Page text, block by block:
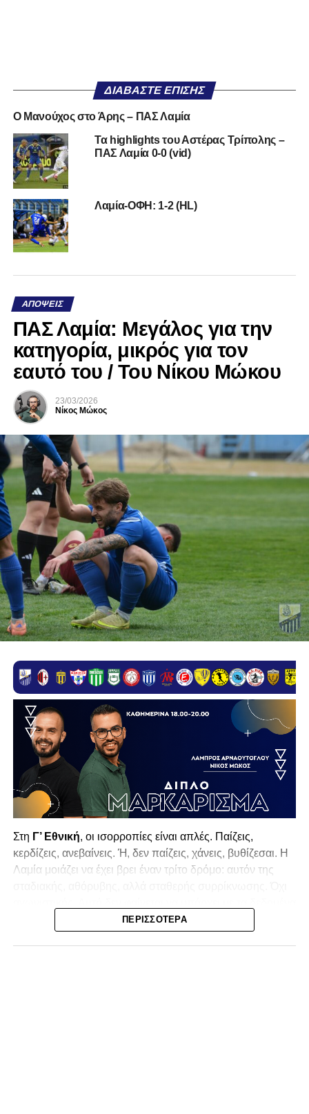
ΔΙΑΒΆΣΤΕ ΕΠΊΣΗΣ
Ο Μανούχος στο Άρης – ΠΑΣ Λαμία
Τα highlights του Αστέρας Τρίπολης –
ΠΑΣ Λαμία 0-0 (vid)
Λαμία-ΟΦΗ: 1-2 (HL)
ΑΠΌΨΕΙΣ
ΠΑΣ Λαμία: Μεγάλος για την
κατηγορία, μικρός για τον
εαυτό του / Του Νίκου Μώκου
23/03/2026
Νίκος Μώκος
Στη Γ’ Εθνική, οι ισορροπίες είναι απλές. Παίζεις,
κερδίζεις, ανεβαίνεις. Ή, δεν παίζεις, χάνεις, βυθίζεσαι. Η
Λαμία μοιάζει να έχει βρει έναν τρίτο δρόμο: αυτόν της
της κατηγορίας. Της συρρίκνωσης της ίδιας της
ΠΕΡΙΣΣΌΤΕΡΑ